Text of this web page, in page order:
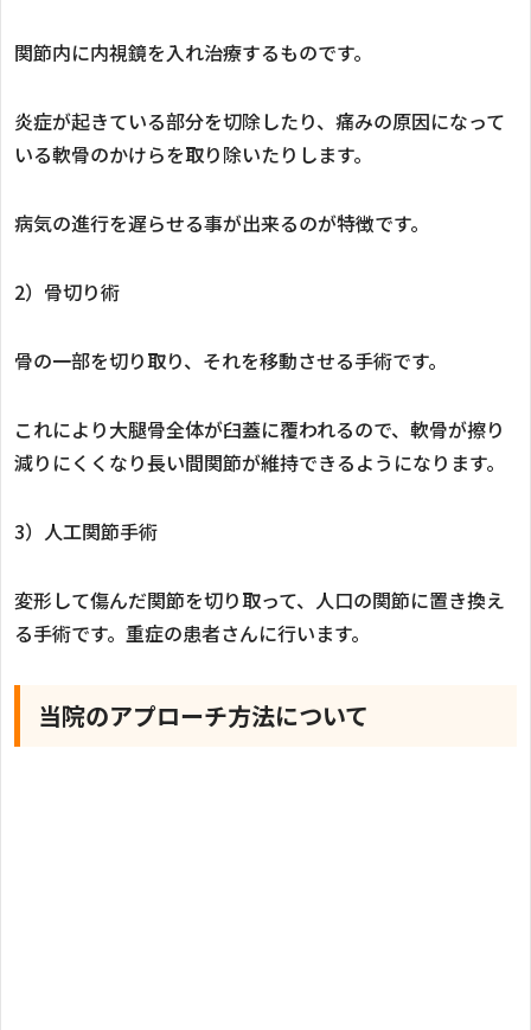
関節内に内視鏡を入れ治療するものです。
炎症が起きている部分を切除したり、痛みの原因になって
いる軟骨のかけらを取り除いたりします。
病気の進行を遅らせる事が出来るのが特徴です。
2）骨切り術
骨の一部を切り取り、それを移動させる手術です。
これにより大腿骨全体が臼蓋に覆われるので、軟骨が擦り
減りにくくなり長い間関節が維持できるようになります。
3）人工関節手術
変形して傷んだ関節を切り取って、人口の関節に置き換え
る手術です。重症の患者さんに行います。
当院のアプローチ方法について